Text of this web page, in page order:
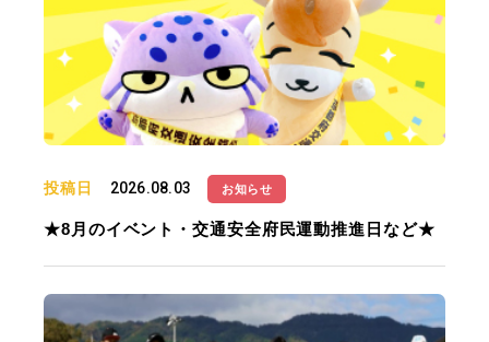
投稿日 2026.08.03 お知らせ
★8月のイベント・交通安全府民運動推進日など★